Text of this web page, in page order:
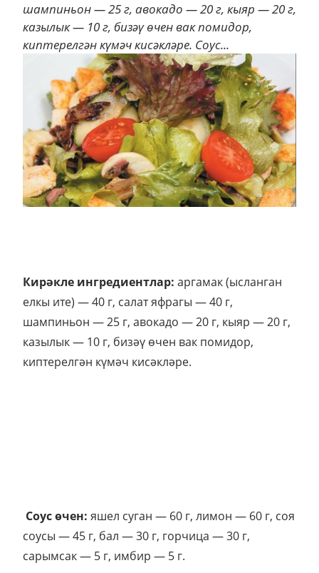
шампиньон — 25 г, авокадо — 20 г, кыяр — 20 г,
казылык — 10 г, бизәү өчен вак помидор,
киптерелгән күмәч кисәкләре. Соус...
Кирәкле ингредиентлар: аргамак (ысланган
елкы ите) — 40 г, салат яфрагы — 40 г,
шампиньон — 25 г, авокадо — 20 г, кыяр — 20 г,
казылык — 10 г, бизәү өчен вак помидор,
киптерелгән күмәч кисәкләре.
Соус өчен:
яшел суган — 60 г, лимон — 60 г, соя
соусы — 45 г, бал — 30 г, горчица — 30 г,
сарымсак — 5 г, имбир — 5 г.